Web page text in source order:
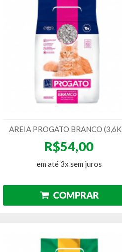
AREIA PROGATO BRANCO
R$54,00
em até 3x sem juros